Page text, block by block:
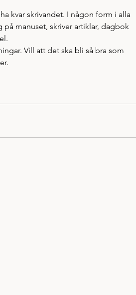
kvar skrivandet. I någon form i alla
på manuset, skriver artiklar, dagbok
Vill att det ska bli så bra som